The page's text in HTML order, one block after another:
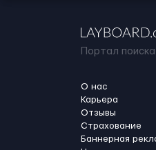
Портал
О нас
Карьера
Отзывы
Страхование
Баннерная